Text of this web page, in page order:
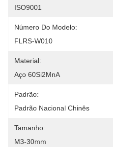
ISO9001
Número Do Modelo:
FLRS-W010
Material:
Aço 60Si2MnA
Padrão:
Padrão Nacional Chinês
Tamanho:
M3-30mm